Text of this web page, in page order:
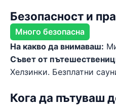
Безопасност и
Много безопасна
На какво да внимаваш:
Съвет от
Хелзинки. Безплатни
Кога да пътуваш